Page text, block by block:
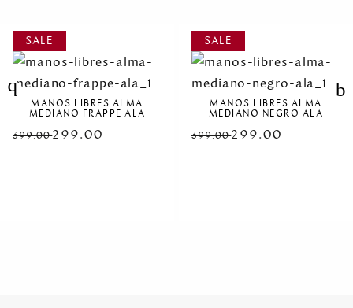
MANOS LIBRES ALMA
MEDIANO FRAPPE ALA
399.00299.00
MANOS LIBRES ALMA
MEDIANO NEGRO ALA
399.00299.00